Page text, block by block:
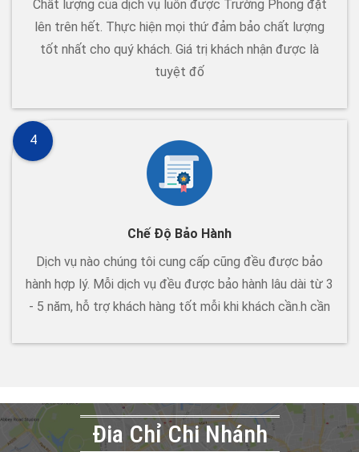
Chất lượng của dịch vụ luôn được Trường Phong đặt
lên trên hết. Thực hiện mọi thứ đảm bảo chất lượng
tốt nhất cho quý khách. Giá trị khách nhận được là
tuyệt đố
Chế Độ Bảo Hành
Dịch vụ nào chúng tôi cung cấp cũng đều được bảo
hành hợp lý. Mỗi dịch vụ đều được bảo hành lâu dài từ 3
- 5 năm, hỗ trợ khách hàng tốt mỗi khi khách cần.h cần
4
Đia Chỉ Chi Nhánh